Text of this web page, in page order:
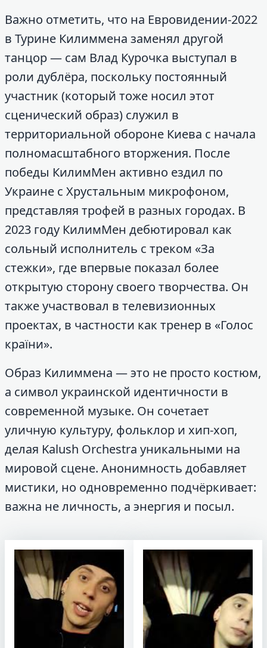
Важно отметить, что на Евровидении-2022
в Турине Килиммена заменял другой
танцор — сам Влад Курочка выступал в
роли дублёра, поскольку постоянный
участник (который тоже носил этот
сценический образ) служил в
территориальной обороне Киева с начала
полномасштабного вторжения. После
победы КилимМен активно ездил по
Украине с Хрустальным микрофоном,
представляя трофей в разных городах. В
2023 году КилимМен дебютировал как
сольный исполнитель с треком «За
стежки», где впервые показал более
открытую сторону своего творчества. Он
также участвовал в телевизионных
проектах, в частности как тренер в «Голос
країни».
Образ Килиммена — это не просто костюм,
а символ украинской идентичности в
современной музыке. Он сочетает
уличную культуру, фольклор и хип-хоп,
делая Kalush Orchestra уникальными на
мировой сцене. Анонимность добавляет
мистики, но одновременно подчёркивает:
важна не личность, а энергия и посыл.